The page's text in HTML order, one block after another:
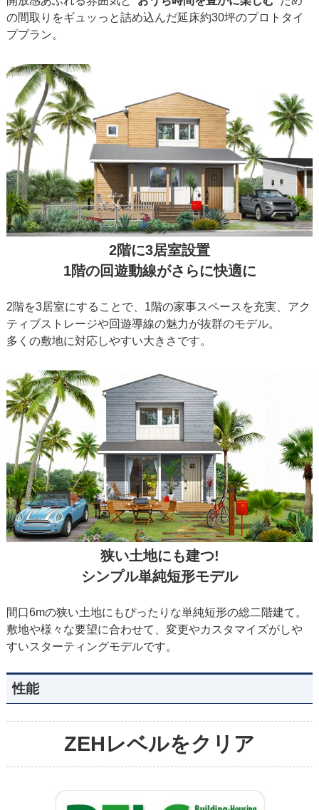
の間取りをギュッっと詰め込んだ延床約30坪のプロトタイ
ププラン。
2階に3居室設置
1階の回遊動線がさらに快適に
2階を3居室にすることで、1階の家事スペースを充実、アク
ティブストレージや回遊導線の魅力が抜群のモデル。
多くの敷地に対応しやすい大きさです。
狭い土地にも建つ!
シンプル単純短形モデル
間口6mの狭い土地にもぴったりな単純短形の総二階建て。
敷地や様々な要望に合わせて、変更やカスタマイズがしや
すいスターティングモデルです。
性能
ZEHレベルをクリア